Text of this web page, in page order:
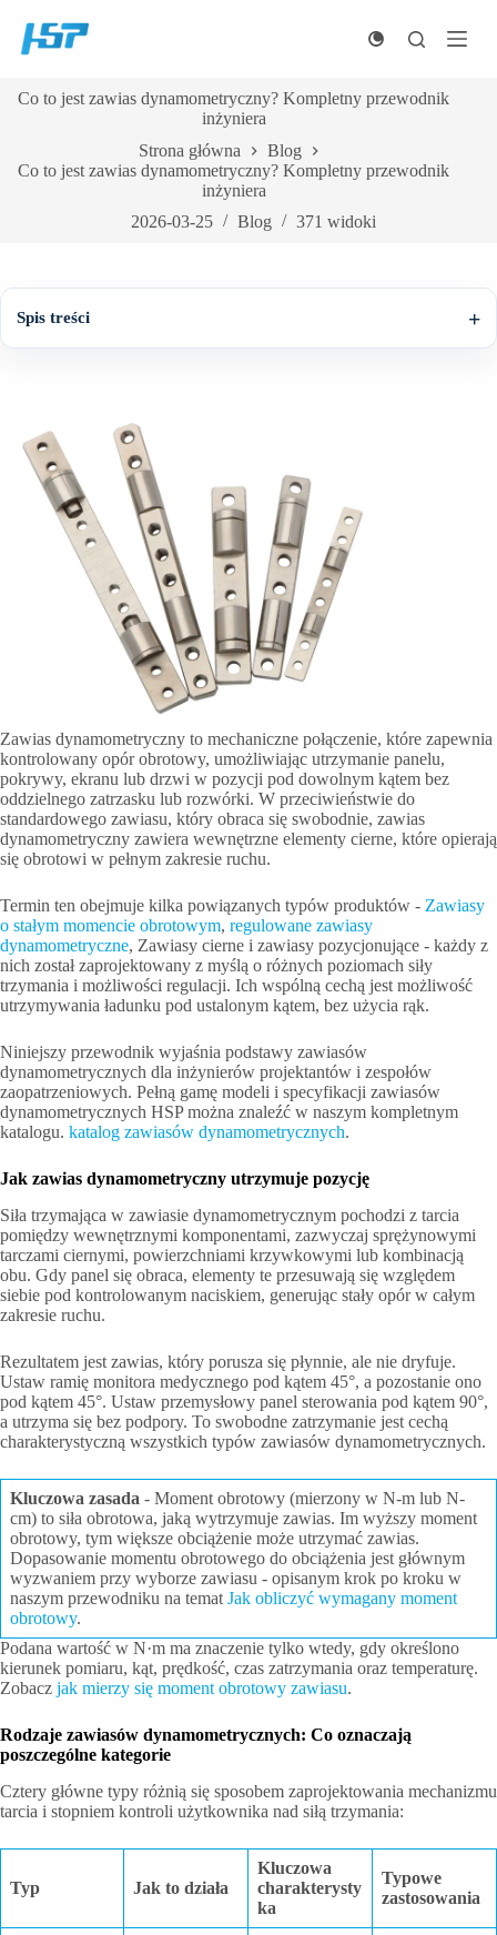
treści
Co to jest zawias dynamometryczny? Kompletny przewodnik
inżyniera
Strona główna
Blog
Co to jest zawias dynamometryczny? Kompletny przewodnik
inżyniera
2026-03-25
Blog 371 widoki
Zawias dynamometryczny to mechaniczne połączenie, które zapewnia
kontrolowany opór obrotowy, umożliwiając utrzymanie panelu,
pokrywy, ekranu lub drzwi w pozycji pod dowolnym kątem bez
oddzielnego zatrzasku lub rozwórki. W przeciwieństwie do
standardowego zawiasu, który obraca się swobodnie, zawias
dynamometryczny zawiera wewnętrzne elementy cierne, które opierają
się obrotowi w pełnym zakresie ruchu.
Termin ten obejmuje kilka powiązanych typów produktów - Zawiasy
o stałym momencie obrotowym, regulowane zawiasy
dynamometryczne, Zawiasy cierne i zawiasy pozycjonujące - każdy z
nich został zaprojektowany z myślą o różnych poziomach siły
trzymania i możliwości regulacji. Ich wspólną cechą jest możliwość
utrzymywania ładunku pod ustalonym kątem, bez użycia rąk.
Niniejszy przewodnik wyjaśnia podstawy zawiasów
dynamometrycznych dla inżynierów projektantów i zespołów
zaopatrzeniowych. Pełną gamę modeli i specyfikacji zawiasów
dynamometrycznych HSP można znaleźć w naszym kompletnym
katalogu. katalog zawiasów dynamometrycznych.
Jak zawias dynamometryczny utrzymuje pozycję
Siła trzymająca w zawiasie dynamometrycznym pochodzi z tarcia
pomiędzy wewnętrznymi komponentami, zazwyczaj sprężynowymi
tarczami ciernymi, powierzchniami krzywkowymi lub kombinacją
obu. Gdy panel się obraca, elementy te przesuwają się względem
siebie pod kontrolowanym naciskiem, generując stały opór w całym
zakresie ruchu.
Rezultatem jest zawias, który porusza się płynnie, ale nie dryfuje.
Ustaw ramię monitora medycznego pod kątem 45°, a pozostanie ono
pod kątem 45°. Ustaw przemysłowy panel sterowania pod kątem 90°,
a utrzyma się bez podpory. To swobodne zatrzymanie jest cechą
charakterystyczną wszystkich typów zawiasów dynamometrycznych.
Kluczowa zasada - Moment obrotowy (mierzony w N-m lub N-
cm) to siła obrotowa, jaką wytrzymuje zawias. Im wyższy moment
obrotowy, tym większe obciążenie może utrzymać zawias.
Dopasowanie momentu obrotowego do obciążenia jest głównym
wyzwaniem przy wyborze zawiasu - opisanym krok po kroku w
naszym przewodniku na temat Jak obliczyć wymagany moment
obrotowy.
Podana wartość w N·m ma znaczenie tylko wtedy, gdy określono
kierunek pomiaru, kąt, prędkość, czas zatrzymania oraz temperaturę.
Zobacz jak mierzy się moment obrotowy zawiasu.
Rodzaje zawiasów dynamometrycznych: Co oznaczają
poszczególne kategorie
Cztery główne typy różnią się sposobem zaprojektowania mechanizmu
tarcia i stopniem kontroli użytkownika nad siłą trzymania:
Typ Jak to działa
Kluczowa
charakterysty
ka
Typowe
zastosowania
Spis treści